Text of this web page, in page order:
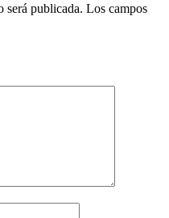
será publicada. Los campos